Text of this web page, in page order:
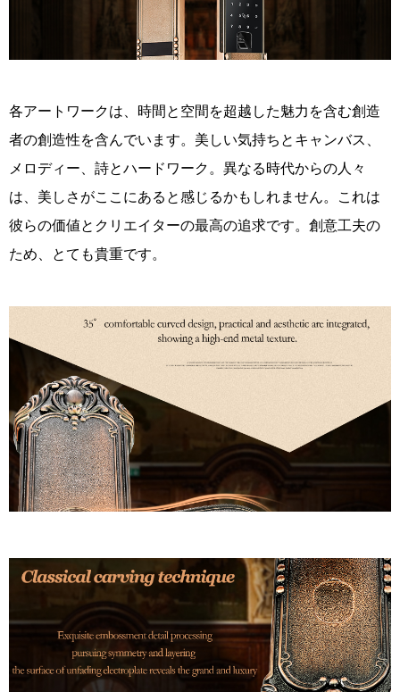
各アートワークは、時間と空間を超越した魅力を含む創造
者の創造性を含んでいます。美しい気持ちとキャンバス、
メロディー、詩とハードワーク。異なる時代からの人々
は、美しさがここにあると感じるかもしれません。これは
彼らの価値とクリエイターの最高の追求です。創意工夫の
ため、とても貴重です。